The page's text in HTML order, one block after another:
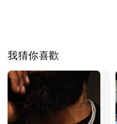
我猜你喜歡